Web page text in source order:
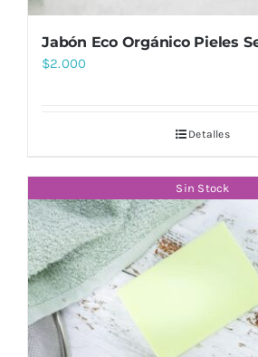
Jabón Eco Orgánico Pieles
$2.000
Detalles
Sin Stock